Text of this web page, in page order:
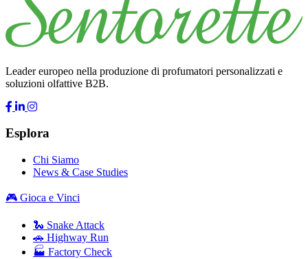
Leader europeo nella produzione di profumatori personalizzati e
soluzioni olfattive B2B.
Esplora
Chi Siamo
News & Case Studies
🎮 Gioca e Vinci
🐍 Snake Attack
🚗 Highway Run
🏭 Factory Check